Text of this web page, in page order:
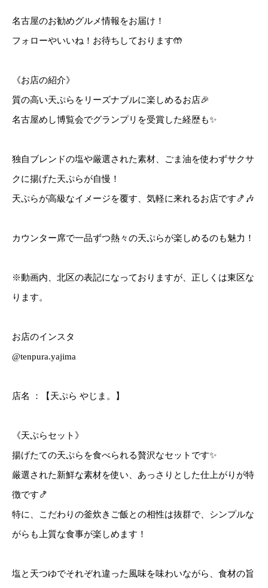
名古屋のお勧めグルメ情報をお届け！
フォローやいいね！お待ちしております🤲
《お店の紹介》
質の高い天ぷらをリーズナブルに楽しめるお店🎉
名古屋めし博覧会でグランプリを受賞した経歴も✨
独自ブレンドの塩や厳選された素材、ごま油を使わずサクサ
クに揚げた天ぷらが自慢！
天ぷらが高級なイメージを覆す、気軽に来れるお店です🍤🎶
カウンター席で一品ずつ熱々の天ぷらが楽しめるのも魅力！
※動画内、北区の表記になっておりますが、正しくは東区な
ります。
お店のインスタ
@tenpura.yajima
店名 ：【天ぷら やじま。】
《天ぷらセット》
揚げたての天ぷらを食べられる贅沢なセットです✨
厳選された新鮮な素材を使い、あっさりとした仕上がりが特
徴です🍤
特に、こだわりの釜炊きご飯との相性は抜群で、シンプルな
がらも上質な食事が楽しめます！
塩と天つゆでそれぞれ違った風味を味わいながら、食材の旨